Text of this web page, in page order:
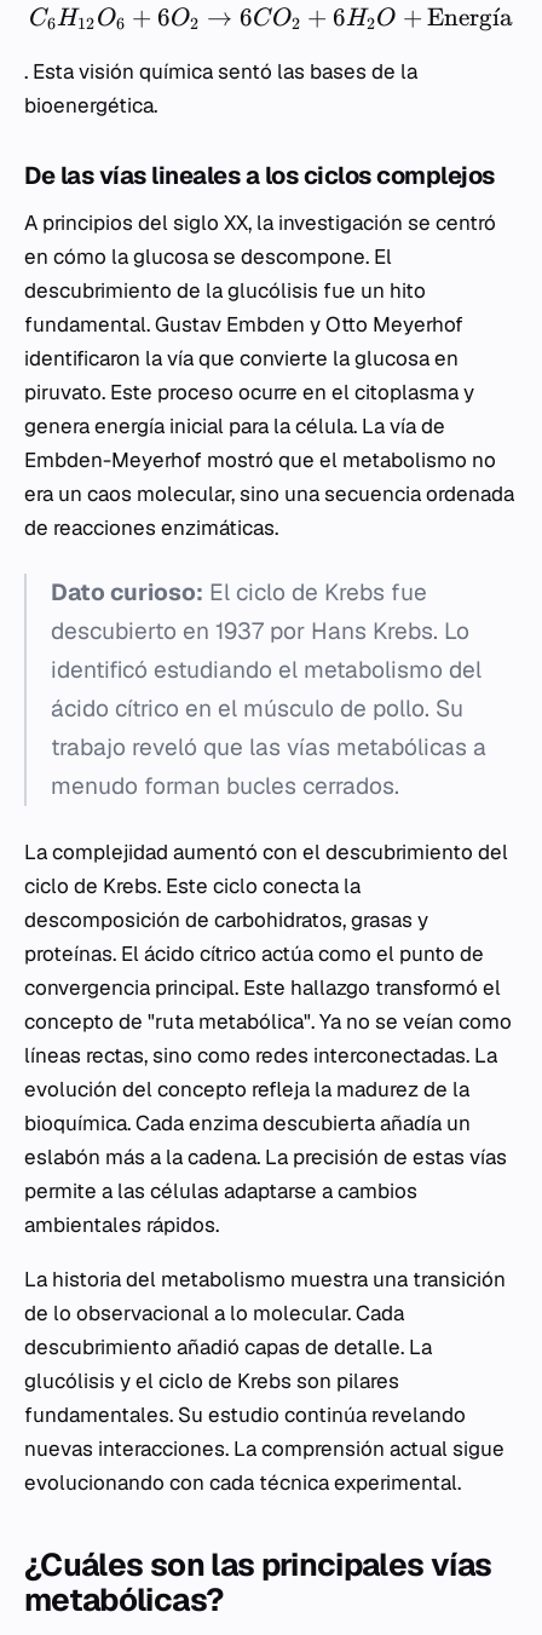
C6 H12O6 + 6O2 → 6CO2 + 6 H2O + Energı
ˊa
. Esta visión química sentó las bases de la
bioenergética.
De las vías lineales a los ciclos complejos
A principios del siglo XX, la investigación se centró
en cómo la glucosa se descompone. El
descubrimiento de la glucólisis fue un hito
fundamental. Gustav Embden y Otto Meyerhof
identificaron la vía que convierte la glucosa en
piruvato. Este proceso ocurre en el citoplasma y
genera energía inicial para la célula. La vía de
Embden-Meyerhof mostró que el metabolismo no
era un caos molecular, sino una secuencia ordenada
de reacciones enzimáticas.
Dato curioso: El ciclo de Krebs fue
descubierto en 1937 por Hans Krebs. Lo
identificó estudiando el metabolismo del
ácido cítrico en el músculo de pollo. Su
trabajo reveló que las vías metabólicas a
menudo forman bucles cerrados.
La complejidad aumentó con el descubrimiento del
ciclo de Krebs. Este ciclo conecta la
descomposición de carbohidratos, grasas y
proteínas. El ácido cítrico actúa como el punto de
convergencia principal. Este hallazgo transformó el
concepto de "ruta metabólica". Ya no se veían como
líneas rectas, sino como redes interconectadas. La
evolución del concepto refleja la madurez de la
bioquímica. Cada enzima descubierta añadía un
eslabón más a la cadena. La precisión de estas vías
permite a las células adaptarse a cambios
ambientales rápidos.
La historia del metabolismo muestra una transición
de lo observacional a lo molecular. Cada
descubrimiento añadió capas de detalle. La
glucólisis y el ciclo de Krebs son pilares
fundamentales. Su estudio continúa revelando
nuevas interacciones. La comprensión actual sigue
evolucionando con cada técnica experimental.
¿Cuáles son las principales vías
metabólicas?